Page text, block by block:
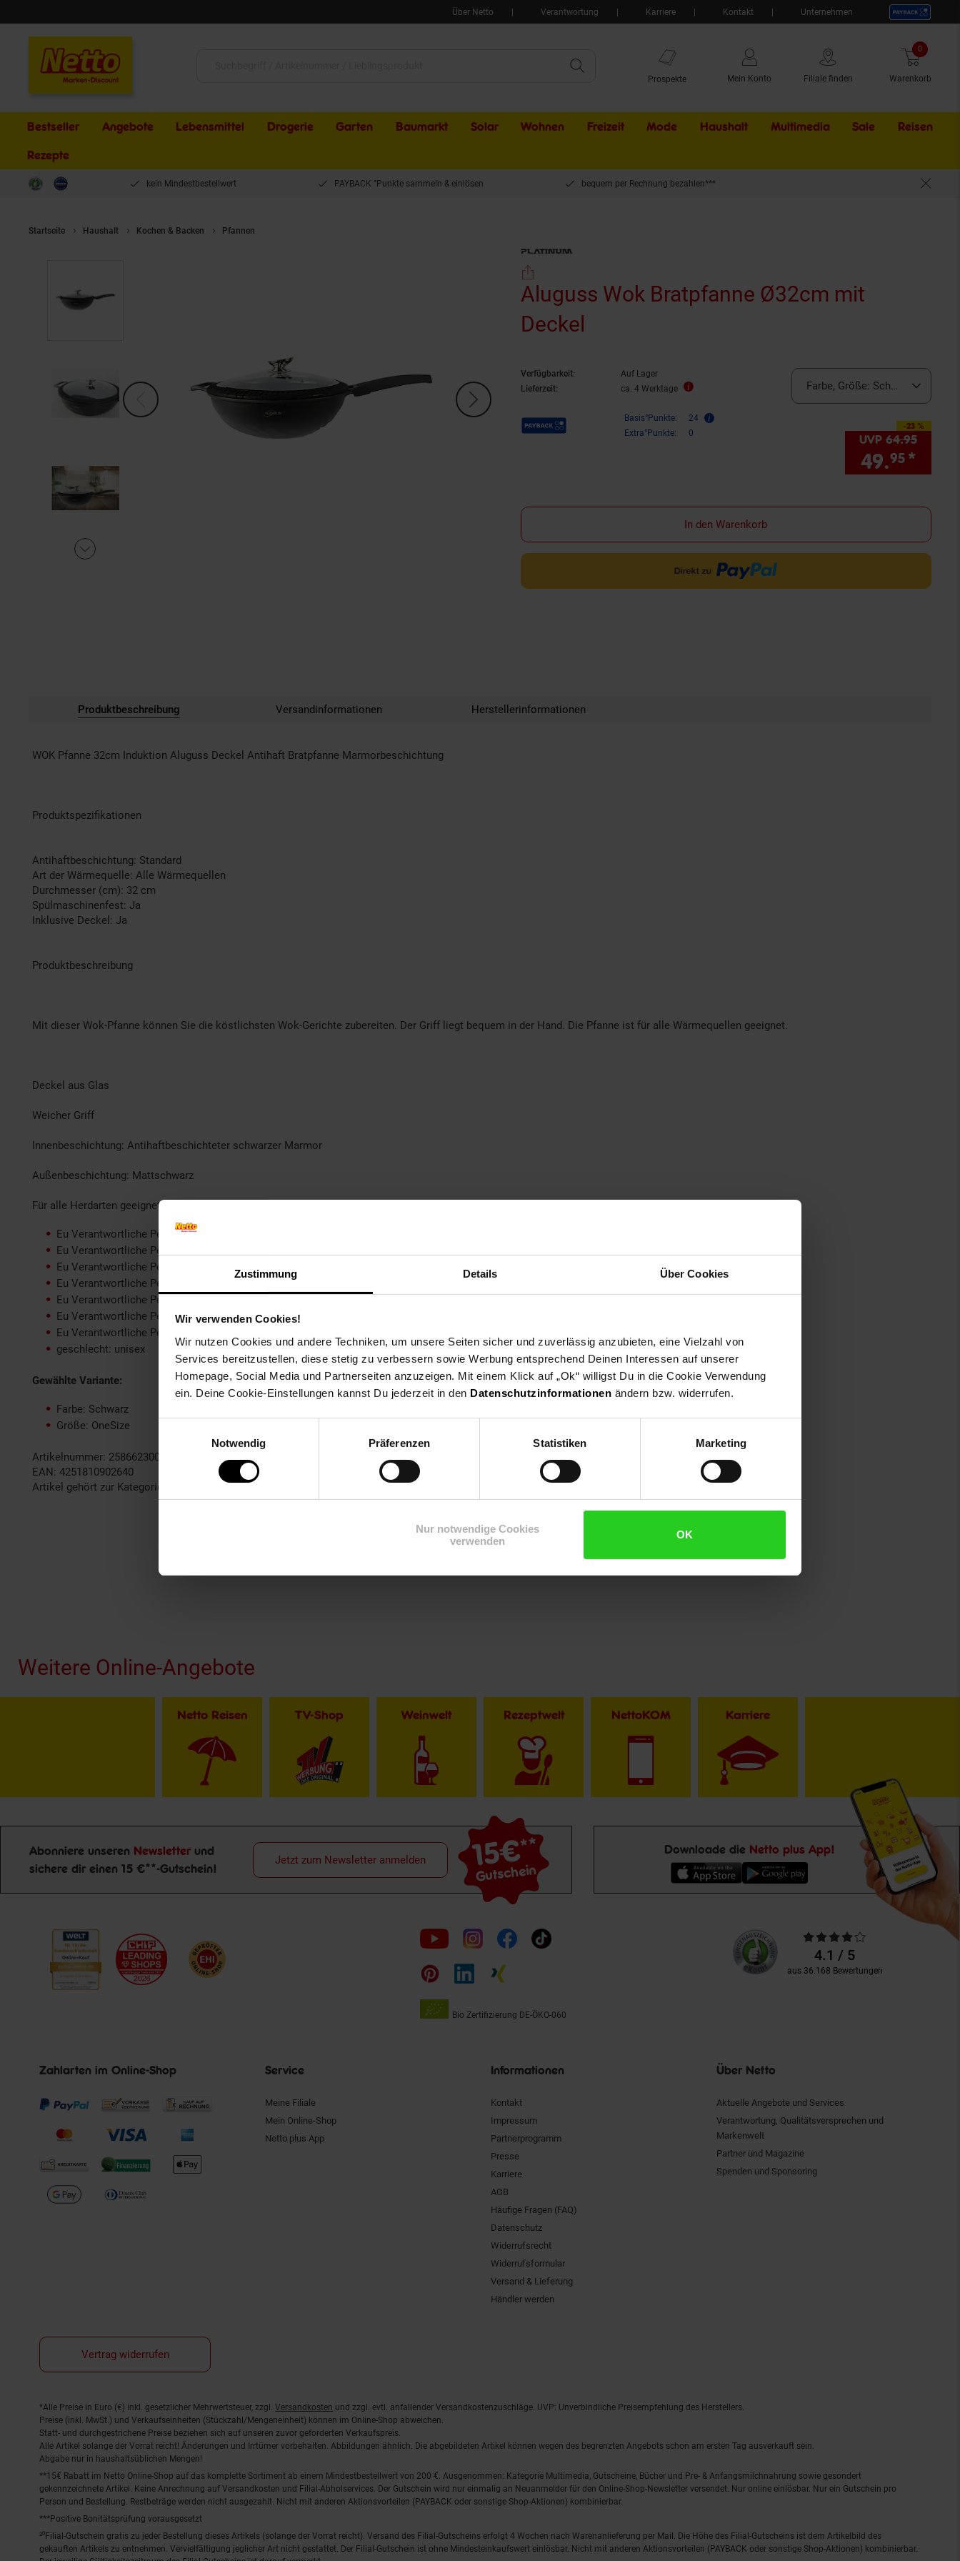
Zustimmung Details Über Cookies
Wir verwenden Cookies!
Wir nutzen Cookies und andere Techniken, um unsere Seiten sicher und zuverlässig anzubieten, eine Vielzahl von
Services bereitzustellen, diese stetig zu verbessern sowie Werbung entsprechend Deinen Interessen auf unserer
Homepage, Social Media und Partnerseiten anzuzeigen. Mit einem Klick auf „Ok“ willigst Du in die Cookie Verwendung
ein. Deine Cookie-Einstellungen kannst Du jederzeit in den Datenschutzinformationen ändern bzw. widerrufen.
Notwendig
Präferenzen Statistiken Marketing
Nur notwendige Cookies
verwenden
OK
Über Netto Verantwortung Karriere Kontakt Unternehmen
Prospekte Mein Konto Filiale finden Warenkorb
0 Artikel
Bestseller Angebote Lebensmittel Drogerie Garten Baumarkt Solar Wohnen Freizeit Mode Haushalt Multimedia Sale Externer
Reisen
Rezepte
kein Mindestbestellwert PAYBACK °Punkte sammeln & einlösen bequem per Rechnung bezahlen***
Startseite Haushalt Kochen & Backen Pfannen
Aluguss Wok Bratpfanne Ø32cm mit
Deckel
Verfügbarkeit:
Auf Lager
Lieferzeit:
ca. 4 Werktage
Payback Punkte Basis°Punkte:
24
Extra°Punkte:
0
Farbe, Größe: Schwarz, OneSize
-23 %
Sie Sparen 23 Prozent,
UVP 64.95
49.95 *
In den Warenkorb
Produktbeschreibung Versandinformationen Herstellerinformationen
WOK Pfanne 32cm Induktion Aluguss Deckel Antihaft Bratpfanne Marmorbeschichtung
Produktspezifikationen
Antihaftbeschichtung: Standard
Art der Wärmequelle: Alle Wärmequellen
Durchmesser (cm): 32 cm
Spülmaschinenfest: Ja
Inklusive Deckel: Ja
Produktbeschreibung
Mit dieser Wok-Pfanne können Sie die köstlichsten Wok-Gerichte zubereiten. Der Griff liegt bequem in der Hand. Die Pfanne ist für alle Wärmequellen geeignet.
Deckel aus Glas
Weicher Griff
Innenbeschichtung: Antihaftbeschichteter schwarzer Marmor
Außenbeschichtung: Mattschwarz
Für alle Herdarten geeignet
Eu Verantwortliche Person E-mail: moshe@gm-company.de
Eu Verantwortliche Person Hausnummer: 24
Eu Verantwortliche Person Land: Belgien
Eu Verantwortliche Person Name oder Firma: GM Company BV
Eu Verantwortliche Person Ort: Kapellen
Eu Verantwortliche Person PLZ: 2950
Eu Verantwortliche Person Straße: Energielaan
geschlecht: unisex
Gewählte Variante:
Farbe: Schwarz
Größe: OneSize
Artikelnummer: 2586623000
EAN: 4251810902640
Artikel gehört zur Kategorie:
Weitere Online-Angebote
Netto Reisen TV-Shop Weinwelt Rezeptwelt NettoKOM Karriere
Newsletter Anmeldung
Abonniere unseren Newsletter und
sichere dir einen 15 €**-Gutschein!
15€**
Gutschein
Jetzt zum Newsletter anmelden
Downloade die Netto plus App!
Folge
uns
auf
Bio Zertifizierung DE-ÖKO-060
Unsere
Kundenbewertungen
Durchschnittliche
Bewertungen4.1 / 5
aus 36.168 Bewertungen
Zahlarten im Online-Shop Service
Meine Filiale
Mein Online-Shop
Netto plus App
Informationen
Kontakt
Impressum
Partnerprogramm
Presse
Karriere
AGB
Häufige Fragen (FAQ)
Datenschutz
Widerrufsrecht
Widerrufsformular
Versand & Lieferung
Händler werden
Über Netto
Aktuelle Angebote und Services
Verantwortung, Qualitätsversprechen und
Markenwelt
Partner und Magazine
Spenden und Sponsoring
Vertrag widerrufen
Fußnoten
*Alle Preise in Euro (€) inkl. gesetzlicher Mehrwertsteuer, zzgl. Versandkosten und zzgl. evtl. anfallender Versandkostenzuschläge. UVP: Unverbindliche Preisempfehlung des Herstellers.
Preise (inkl. MwSt.) und Verkaufseinheiten (Stückzahl/Mengeneinheit) können im Online-Shop abweichen.
Statt- und durchgestrichene Preise beziehen sich auf unseren zuvor geforderten Verkaufspreis.
Alle Artikel solange der Vorrat reicht! Änderungen und Irrtümer vorbehalten. Abbildungen ähnlich. Die abgebildeten Artikel können wegen des begrenzten Angebots schon am ersten Tag ausverkauft sein.
Abgabe nur in haushaltsüblichen Mengen!
**15€ Rabatt im Netto Online-Shop auf das komplette Sortiment ab einem Mindestbestellwert von 200 €. Ausgenommen: Kategorie Multimedia, Gutscheine, Bücher und Pre- & Anfangsmilchnahrung sowie gesondert
gekennzeichnete Artikel. Keine Anrechnung auf Versandkosten und Filial-Abholservices. Der Gutschein wird nur einmalig an Neuanmelder für den Online-Shop-Newsletter versendet. Nur online einlösbar. Nur ein Gutschein pro
Person und Bestellung. Restbeträge werden nicht ausgezahlt. Nicht mit anderen Aktionsvorteilen (PAYBACK oder sonstige Shop-Aktionen) kombinierbar.
***Positive Bonitätsprüfung vorausgesetzt
²⁰Filial-Gutschein gratis zu jeder Bestellung dieses Artikels (solange der Vorrat reicht). Versand des Filial-Gutscheins erfolgt 4 Wochen nach Warenanlieferung per Mail. Die Höhe des Filial-Gutscheins ist dem Artikelbild des
gekauften Artikels zu entnehmen. Vervielfältigung jeglicher Art nicht gestattet. Der Filial-Gutschein ist ohne Mindesteinkaufswert einlösbar. Nicht mit anderen Aktionsvorteilen (PAYBACK oder sonstige Shop-Aktionen) kombinierbar.